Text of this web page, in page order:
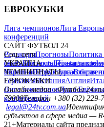
ЕВРОКУБКИ
Лига чемпионовЛига Европы
конференций
САЙТ ФУТБОЛ 24
РедакцияПрогнозыПолитика
сайтуКонтактыПравила
политикаСтруктура
Соц. сети
facebookxyoutubeinstagram
УКРАИНА
УкраинаПервая лигаВторая
ЧЕМПИОНАТЫ
ГерманияИспанияАнглия
ЕВРОКУБКИ
Лига чемпионовЛига Европы
конференций
Онлайн-медиа «Футбол 24»
79008Телефон +380 (32) 229-
legal@24tv.com.ua
субъектов в сфере медиа —
21+Материалы сайта